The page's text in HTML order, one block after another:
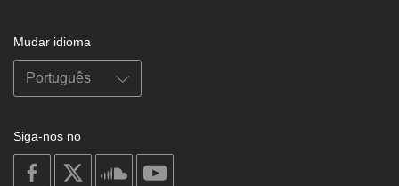
Mudar idioma
Siga-nos no
on
facebook
soundcloud